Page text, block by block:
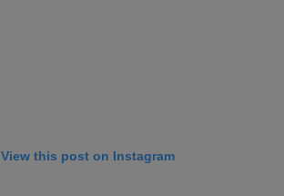
View this post on Instagram